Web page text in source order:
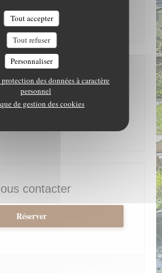
Tout accepter
Tout refuser
Personnaliser
des données à caractère
personnel
de gestion des cookies
sur réservation
Adresse
l'ormay 73260 Avanchers (Les)
((ouvre une
contacter
Réserver